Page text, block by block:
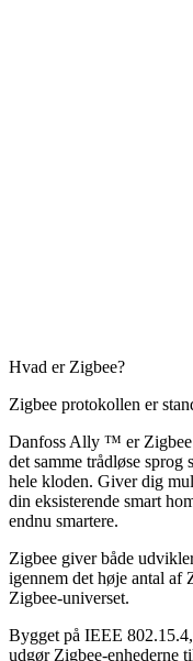
Hvad er Zigbee?
Zigbee protokollen er
Danfoss Ally ™ er Zigbee
det samme trådløse sprog
hele kloden. Giver dig
din eksisterende smart
endnu smartere.
Zigbee giver både
igennem det høje antal af
Zigbee-universet.
Bygget på IEEE
udgør Zigbee-enhederne